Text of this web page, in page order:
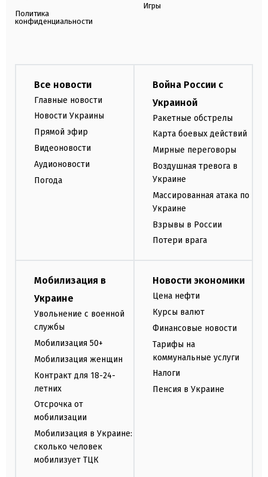
Политика
конфиденциальности
Игры
Все новости
Главные новости
Новости Украины
Прямой эфир
Видеоновости
Аудионовости
Погода
Война России с
Украиной
Ракетные обстрелы
Карта боевых действий
Мирные переговоры
Воздушная тревога в
Украине
Массированная атака по
Украине
Взрывы в России
Потери врага
Мобилизация в
Украине
Увольнение с военной
службы
Мобилизация 50+
Мобилизация женщин
Контракт для 18-24-
летних
Отсрочка от
мобилизации
Мобилизация в Украине:
сколько человек
мобилизует ТЦК
Новости экономики
Цена нефти
Курсы валют
Финансовые новости
Тарифы на
коммунальные услуги
Налоги
Пенсия в Украине